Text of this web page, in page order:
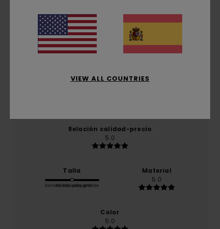
basado en1 reseñas verificadasdesde noviembre
El 100% de nuestros clientes recomiendan este
Relación calidad-precio
5.0
Talla
Demasiado pequeño
Demasiado grande
Material
5.0
Color
5.0
VIEW ALL COUNTRIES